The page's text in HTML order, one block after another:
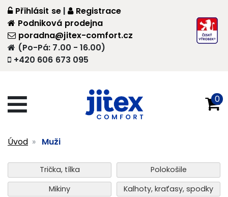
+420 606 673 095
(Po-Pá: 7.00 - 16.00)
poradna@jitex-comfort.cz
Přihlásit se |
Registrace
Podniková prodejna
0
Úvod Muži
Trička, tílka
Polokošile
Mikiny
Kalhoty, kraťasy, spodky